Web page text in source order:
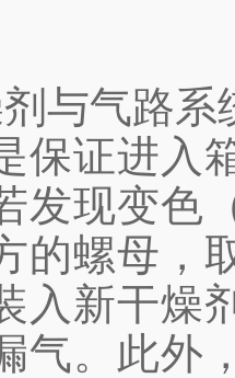
气路系
证进入箱
发现变色
的螺母，
入新干燥
气。此外